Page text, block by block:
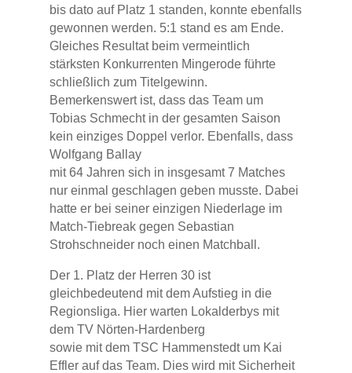
bis dato auf Platz 1 standen, konnte ebenfalls
gewonnen werden. 5:1 stand es am Ende.
Gleiches Resultat beim vermeintlich
stärksten Konkurrenten Mingerode führte
schließlich zum Titelgewinn.
Bemerkenswert ist, dass das Team um
Tobias Schmecht in der gesamten Saison
kein einziges Doppel verlor. Ebenfalls, dass
Wolfgang Ballay
mit 64 Jahren sich in insgesamt 7 Matches
nur einmal geschlagen geben musste. Dabei
hatte er bei seiner einzigen Niederlage im
Match-Tiebreak gegen Sebastian
Strohschneider noch einen Matchball.
Der 1. Platz der Herren 30 ist
gleichbedeutend mit dem Aufstieg in die
Regionsliga. Hier warten Lokalderbys mit
dem TV Nörten-Hardenberg
sowie mit dem TSC Hammenstedt um Kai
Effler auf das Team. Dies wird mit Sicherheit